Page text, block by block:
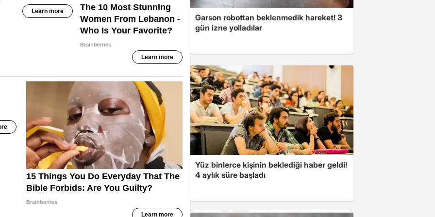
Garson robottan beklenmedik hareket! 3
gün izne yolladılar
Yüz binlerce kişinin beklediği haber geldi!
4 aylık süre başladı